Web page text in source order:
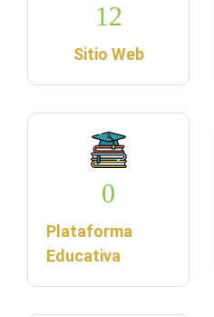
12
Sitio Web
0
Plataforma
Educativa